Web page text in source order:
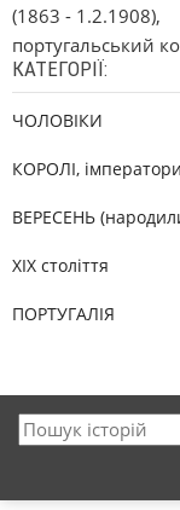
(1863 - 1.2.1908),
португальський
КАТЕГОРІЇ:
ЧОЛОВІКИ
КОРОЛІ,
ВЕРЕСЕНЬ
XIX століття
ПОРТУГАЛІЯ